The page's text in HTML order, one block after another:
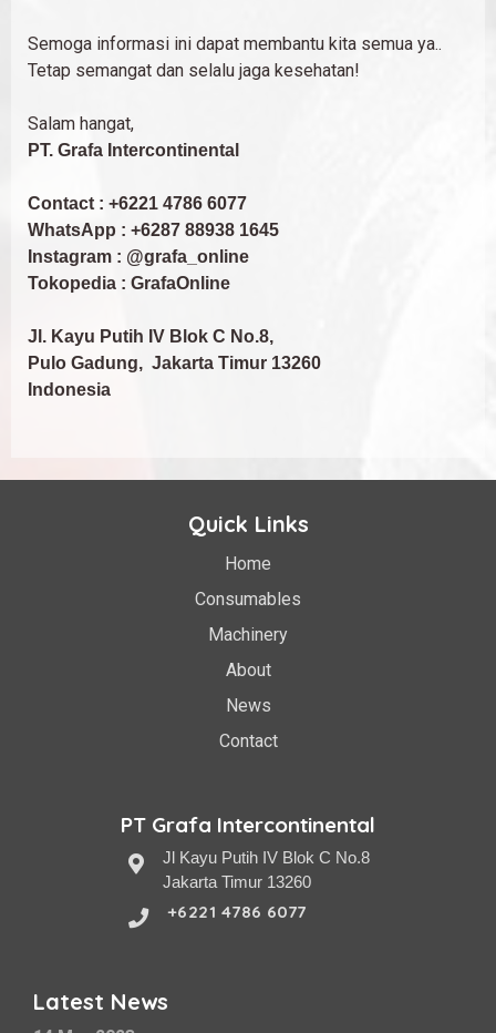
Semoga informasi ini dapat membantu kita semua ya..
Tetap semangat dan selalu jaga kesehatan!
Salam hangat,
PT. Grafa Intercontinental
Contact : +6221 4786 6077
WhatsApp : +6287 88938 1645
Instagram : @grafa_online
Tokopedia : GrafaOnline
Jl. Kayu Putih IV Blok C No.8,
Pulo Gadung, Jakarta Timur 13260
Indonesia
Quick Links
Home
Consumables
Machinery
About
News
Contact
PT Grafa Intercontinental
Jl Kayu Putih IV Blok C No.8
Jakarta Timur 13260
+6221 4786 6077
Latest News